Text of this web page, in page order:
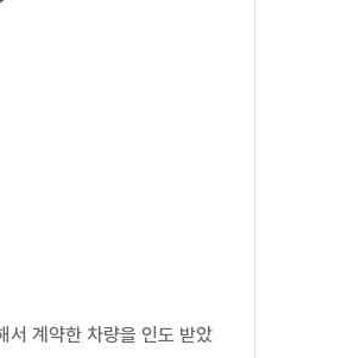
서 계약한 차량을 인도 받았